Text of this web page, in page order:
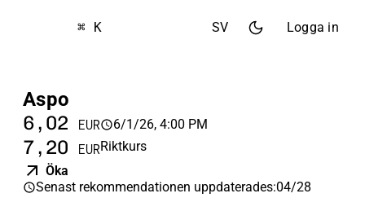
⌘ K SV Logga in
Aspo
6,02 EUR 6/1/26, 4:00 PM
7,20 EURRiktkurs
Öka
Senast rekommendationen uppdaterades:04/28